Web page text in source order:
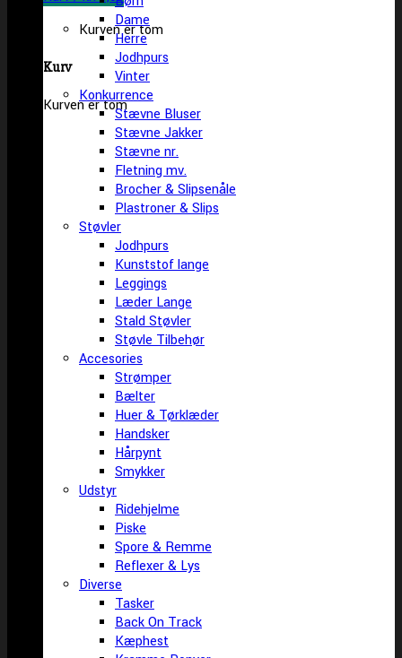
Kurven er tom
Kurv
Kurven er tom
Dame
Herre
Jodhpurs
Vinter
Konkurrence
Stævne Bluser
Stævne Jakker
Stævne nr.
Fletning mv.
Brocher & Slipsenåle
Plastroner & Slips
Støvler
Jodhpurs
Kunststof lange
Leggings
Læder Lange
Stald Støvler
Støvle Tilbehør
Accesories
Strømper
Bælter
Huer & Tørklæder
Handsker
Hårpynt
Smykker
Udstyr
Ridehjelme
Piske
Spore & Remme
Reflexer & Lys
Diverse
Tasker
Back On Track
Kæphest